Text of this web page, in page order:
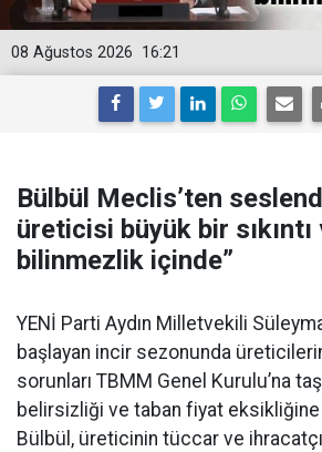
16:21
08 Ağustos 2026
Bülbül Meclis’ten
üreticisi büyük bir sıkıntı
bilinmezlik içinde”
YENİ Parti Aydın Milletvekili
başlayan incir sezonunda üreticilerin
sorunları TBMM Genel Kurulu’na
belirsizliği ve taban fiyat
Bülbül, üreticinin tüccar ve